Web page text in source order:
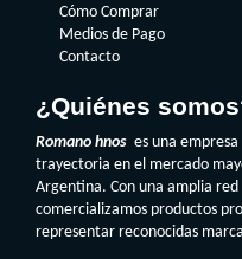
Cómo Comprar
Medios de Pago
Contacto
¿Quiénes
Romano hnos es una
trayectoria en el mercado
Argentina. Con una amplia
comercializamos productos
representar reconocidas